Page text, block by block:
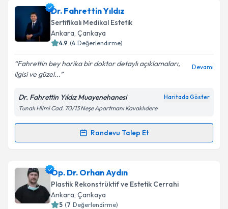
Doç. Dr. Nedim Sarıfakıoğlu
talebi oluşturun. Size bu uzmandan randevu almanız
için bir takvim hazırlandığında e-posta ile
bilgilendireceğiz.
E-posta Adresiniz
Kişisel verilerimin işlenmesine ilişkin
Metni'ni okudum ve kişisel verilerimin belirtilen
kapsamda işlenmesini kabul ediyorum.
Dr. Fahrettin Yıldız
Sertifikalı Medikal Estetik
Ankara, Çankaya
4.9 (4 Değerlendirme)
Fahrettin bey harika bir doktor detaylı açıklamaları,
ilgisi ve güzel...
Devamı
Dr. Fahrettin Yıldız Muayenehanesi Haritada Göster
Tunalı Hilmi Cad. 70/13 Neşe Apartmanı Kavaklıdere
Randevu Talep Et
Randevu Takvimi Talebi
Dr. Fahrettin Yıldıziçin randevu takvimi talebi
oluşturun. Size bu uzmandan randevu almanız için bir
takvim hazırlandığında e-posta ile bilgilendireceğiz.
Op. Dr. Orhan Aydın
Plastik Rekonstrüktif ve Estetik Cerrahi
Ankara, Çankaya
5 (7 Değerlendirme)